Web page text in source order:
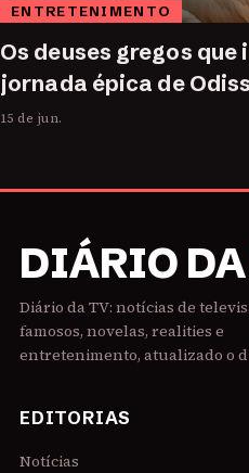
ENTRETENIMENTO
Os deuses gregos
jornada épica de
15 de jun.
DIÁRIO DA
Diário da TV: notícias de
famosos, novelas, realities e
entretenimento, atualizado o
EDITORIAS
Notícias